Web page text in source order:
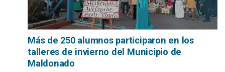
Más de 250 alumnos participaron en los
talleres de invierno del Municipio de
Maldonado